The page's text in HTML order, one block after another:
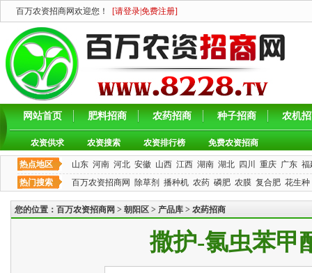
百万农资招商网欢迎您！ [请登录免费注册]
网站首页 肥料招商 农药招商 种子招商 农机
农资供求 农资搜索 农资排行榜 免费农资招商
热点地区 山东 河南 河北 安徽 山西 江西 湖南 湖北 四川 重庆 广东 福
热门搜索
百万农资招商网 除草剂 播种机 农药 磷肥 农膜 复合肥 花生种
您的位置： 百万农资招商网 > 朝阳区 > 产品库 > 农药招商
撒护-氯虫苯甲